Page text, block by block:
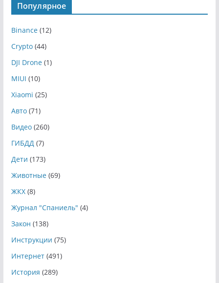
Популярное
Binance(12)
Crypto(44)
DJI Drone(1)
MIUI (10)
Xiaomi (25)
Авто(71)
Видео(260)
ГИБДД(7)
Дети (173)
Животные(69)
ЖКХ(8)
Журнал "Спаниель" (4)
Закон (138)
Инструкции (75)
Интернет(491)
История (289)